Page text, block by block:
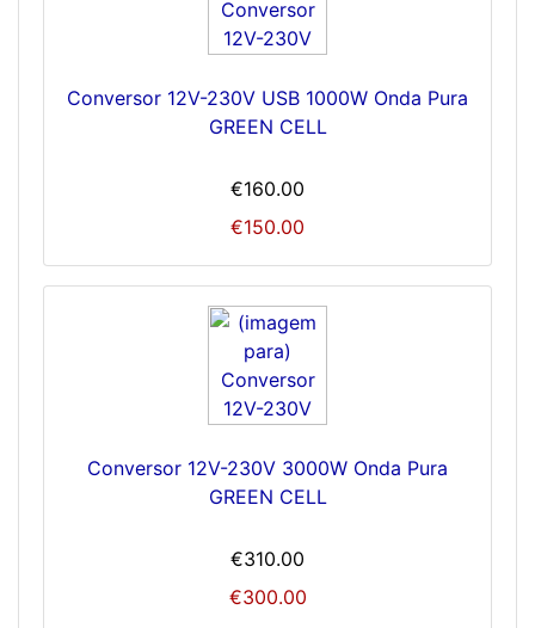
Conversor 12V-230V USB 1000W Onda Pura
GREEN CELL
€160.00
€150.00
Conversor 12V-230V 3000W Onda Pura
GREEN CELL
€310.00
€300.00